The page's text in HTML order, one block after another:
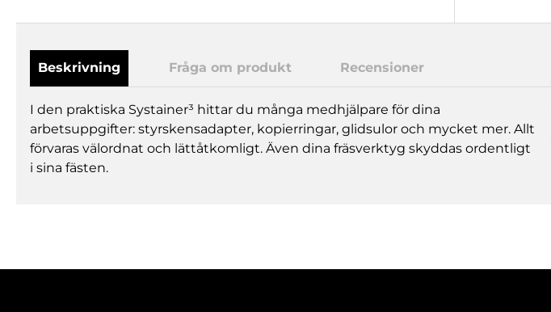
Beskrivning Fråga om produkt Recensioner
I den praktiska Systainer³ hittar du många medhjälpare för dina
arbetsuppgifter: styrskensadapter, kopierringar, glidsulor och mycket mer. Allt
förvaras välordnat och lättåtkomligt. Även dina fräsverktyg skyddas ordentligt
i sina fästen.